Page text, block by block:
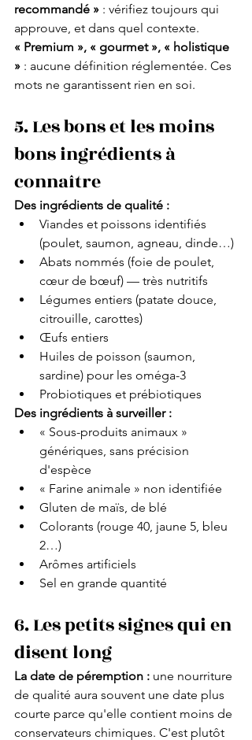
recommandé » : vérifiez toujours qui
approuve, et dans quel contexte.
« Premium », « gourmet », « holistique
» : aucune définition réglementée. Ces
mots ne garantissent rien en soi.
5. Les bons et les moins
bons ingrédients à
connaître
Des ingrédients de qualité :
Viandes et poissons identifiés
(poulet, saumon, agneau, dinde…)
Abats nommés (foie de poulet,
cœur de bœuf) — très nutritifs
Légumes entiers (patate douce,
citrouille, carottes)
Œufs entiers
Huiles de poisson (saumon,
sardine) pour les oméga-3
Probiotiques et prébiotiques
Des ingrédients à surveiller :
« Sous-produits animaux »
génériques, sans précision
d'espèce
« Farine animale » non identifiée
Gluten de maïs, de blé
Colorants (rouge 40, jaune 5, bleu
2…)
Arômes artificiels
Sel en grande quantité
6. Les petits signes qui en
disent long
La date de péremption : une nourriture
de qualité aura souvent une date plus
courte parce qu'elle contient moins de
conservateurs chimiques. C'est plutôt